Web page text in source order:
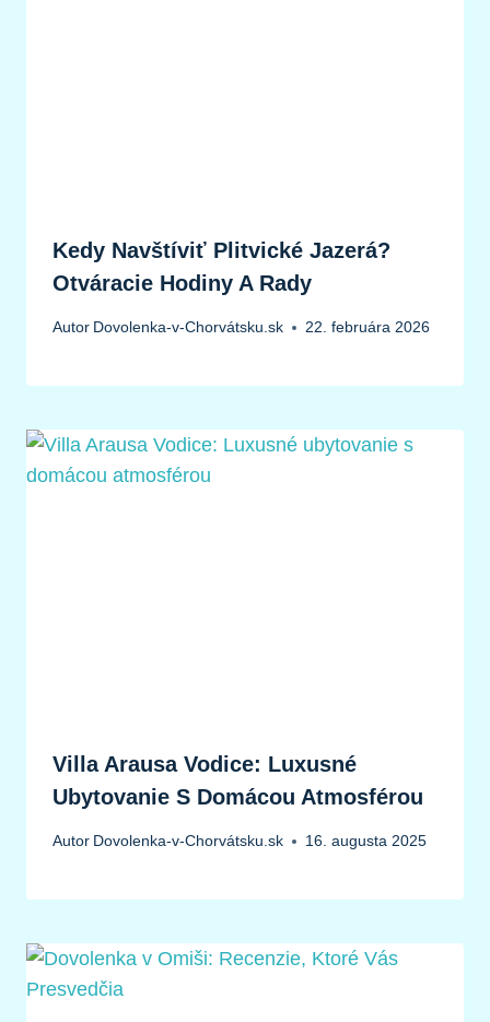
Kedy Navštíviť Plitvické Jazerá?
Otváracie Hodiny A Rady
Autor Dovolenka-v-Chorvátsku.sk 22. februára 2026
Villa Arausa Vodice: Luxusné
Ubytovanie S Domácou Atmosférou
Autor Dovolenka-v-Chorvátsku.sk 16. augusta 2025